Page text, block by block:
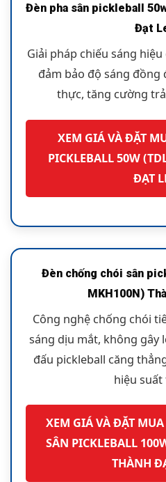
Đèn pha sân pickleball
Đạt
Giải pháp chiếu sáng
đảm bảo độ sáng đồng
thực, tăng cường
XEM GIÁ VÀ ĐẶT
PICKLEBALL 50W
ĐẠT
Đèn chống chói sân
MKH100N)
Công nghệ chống chói
sáng dịu mắt, không gây
đấu pickleball căng
hiệu suất
XEM GIÁ VÀ ĐẶT
SÂN PICKLEBALL
THÀNH